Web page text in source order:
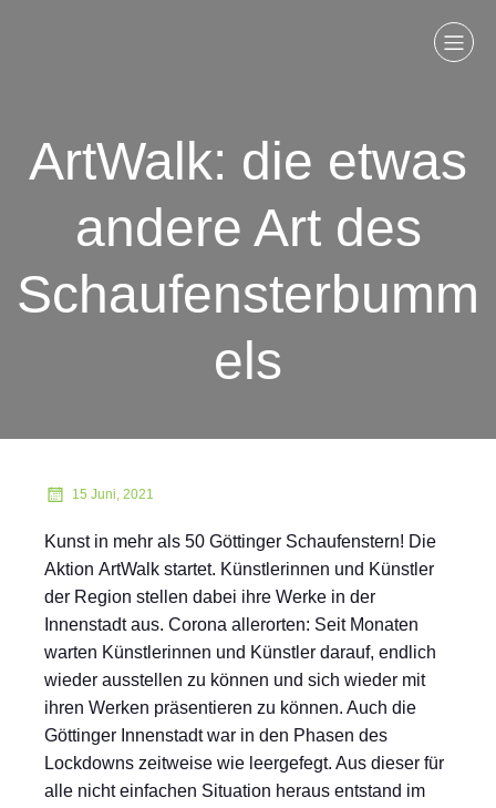
ArtWalk: die etwas
andere Art des
Schaufensterbumm
els
15 Juni, 2021
Kunst in mehr als 50 Göttinger Schaufenstern! Die
Aktion ArtWalk startet. Künstlerinnen und Künstler
der Region stellen dabei ihre Werke in der
Innenstadt aus. Corona allerorten: Seit Monaten
warten Künstlerinnen und Künstler darauf, endlich
wieder ausstellen zu können und sich wieder mit
ihren Werken präsentieren zu können. Auch die
Göttinger Innenstadt war in den Phasen des
Lockdowns zeitweise wie leergefegt. Aus dieser für
alle nicht einfachen Situation heraus entstand im